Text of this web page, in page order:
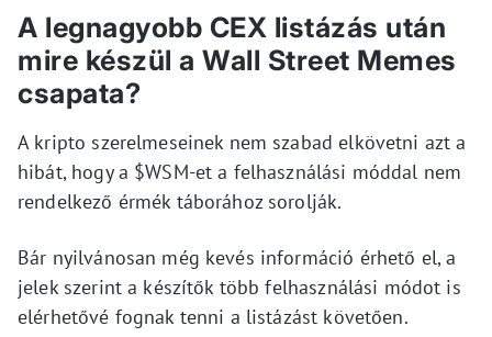
A legnagyobb CEX listázás után
mire készül a Wall Street Memes
csapata?
A kripto szerelmeseinek nem szabad elkövetni azt a
hibát, hogy a $WSM-et a felhasználási móddal nem
rendelkező érmék táborához sorolják.
Bár nyilvánosan még kevés információ érhető el, a
jelek szerint a készítők több felhasználási módot is
elérhetővé fognak tenni a listázást követően.